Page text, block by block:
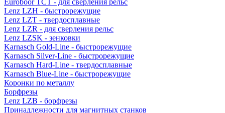
Euroboor TCT - для сверления рельс
Lenz LZH - быстрорежущие
Lenz LZT - твердосплавные
Lenz LZR - для сверления рельс
Lenz LZSK - зенковки
Karnasch Gold-Line - быстрорежущие
Karnasch Silver-Line - быстрорежущие
Karnasch Hard-Line - твердосплавные
Karnasch Blue-Line - быстрорежущие
Коронки по металлу
Борфрезы
Lenz LZB - борфрезы
Принадлежности для магнитных станков